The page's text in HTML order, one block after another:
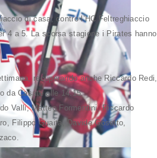
di casa; contro l’HC Feltreghiaccio
4 a 5. La scorsa stagione i Pirates hanno
recuperando anche Riccardo Redi,
da Casate alle 14:15.
Valli, Matteo Formentini, Riccardo
Filippo Guaita, Davide Gosetto,